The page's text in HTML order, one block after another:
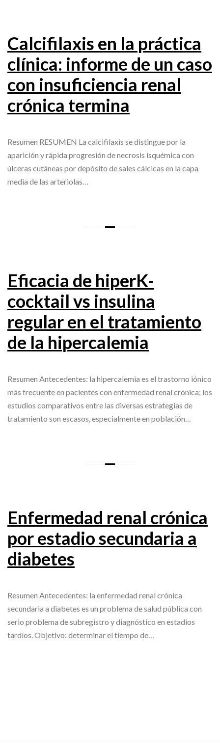
Calcifilaxis en la práctica
clínica: informe de un caso
con insuficiencia renal
crónica termina
Resumen RESUMEN La calcifilaxis se distingue por la
aparición y rápida progresión de necrosis isquémica con
úlceras cutáneas por depósito de sales cálcicas en la capa
media de las arteriolas…
Eficacia de hiperK-
cocktail vs insulina
regular en el tratamiento
de la hipercalemia
Resumen Antecedentes: la hipercalemia es el trastorno iónico
más frecuente en pacientes con enfermedad renal crónica; los
estudios comparativos entre las diversas estrategias de
tratamiento son escasos, especialmente en población…
Enfermedad renal crónica
por estadio secundaria a
diabetes
Resumen Antecedentes: la enfermedad renal crónica
secundaria a diabetes es un problema de salud pública con
serio problema de subregistro y diagnóstico en estadios
tardíos. Objetivo: determinar el tiempo de…